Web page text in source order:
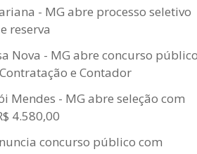
- MG abre processo seletivo
reserva
Nova - MG abre concurso
e Contador
Mendes - MG abre seleção com
4.580,00
concurso público com